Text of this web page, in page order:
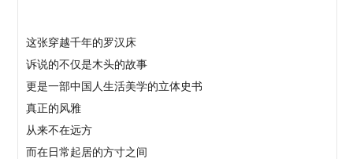
这张穿越千年的罗汉床
诉说的不仅是木头的故事
更是一部中国人生活美学的立体史书
真正的风雅
从来不在远方
而在日常起居的方寸之间